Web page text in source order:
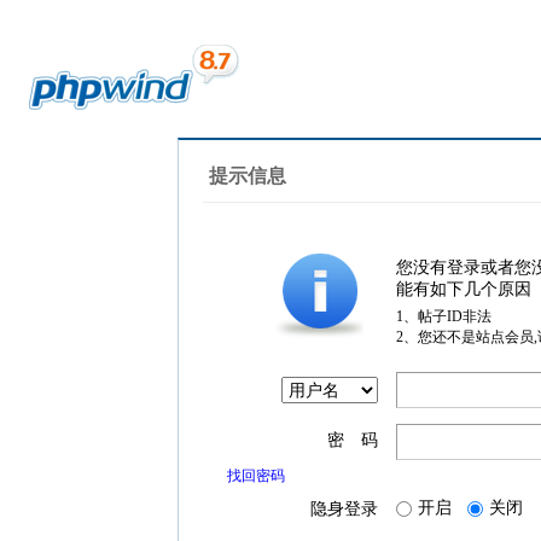
提示信息
您没有登录或者您
能有如下几个原因
1、帖子ID非法
2、您还不是站点会员
密 码
找回密码
隐身登录 开启 关闭